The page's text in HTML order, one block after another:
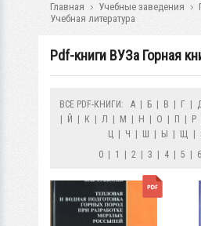
Главная Учебные заведения
Учебная литература
Pdf-книги ВУЗа Горная
ВСЕ PDF-КНИГИ: А Б В Г
Й К Л М Н О П Р
Ц
Ч Ш Ы Щ
0
1 2 3 4 5 6